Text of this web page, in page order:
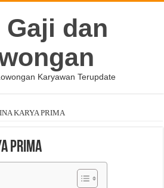
Gaji dan
Karyawan Terupdate
KARYA PRIMA
PRIMA